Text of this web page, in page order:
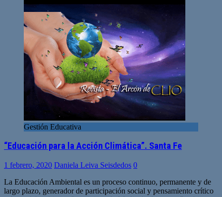
Gestión Educativa
“Educación para la Acción Climática”. Santa Fe
1 febrero, 2020 Daniela Leiva Seisdedos 0
La Educación Ambiental es un proceso continuo, permanente y de
largo plazo, generador de participación social y pensamiento crítico